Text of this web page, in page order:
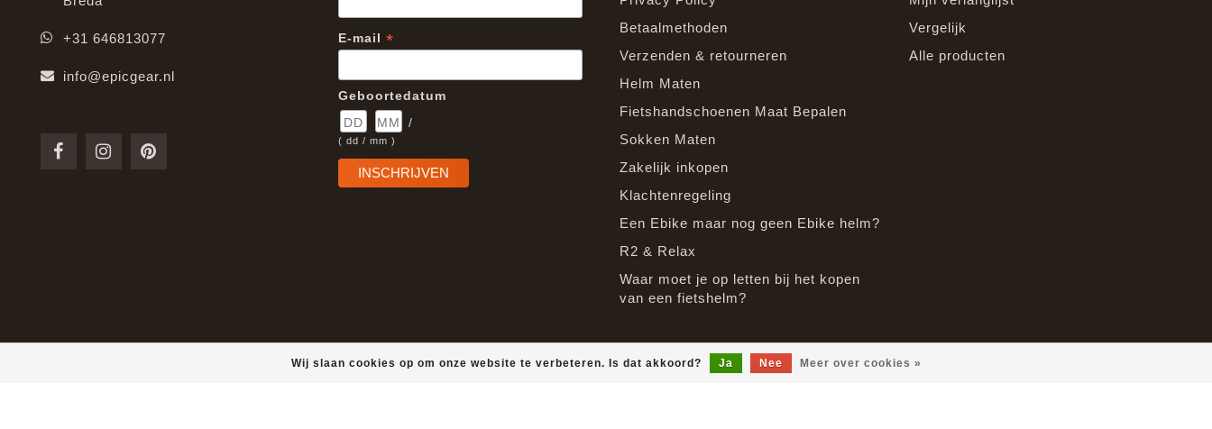
Wij slaan cookies op om onze website te verbeteren. Is dat akkoord? Ja Nee Meer over cookies »
+31 646813077
info@epicgear.nl
E-mail *
Geboortedatum
/
( dd / mm )
Betaalmethoden
Verzenden & retourneren
Helm Maten
Fietshandschoenen Maat Bepalen
Sokken Maten
Zakelijk inkopen
Klachtenregeling
Een Ebike maar nog geen Ebike helm?
R2 & Relax
Waar moet je op letten bij het kopen
van een fietshelm?
Vergelijk
Alle producten